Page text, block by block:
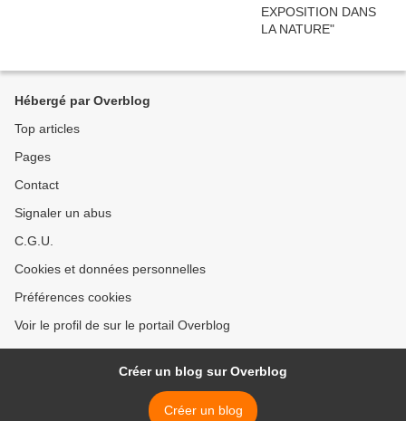
Hébergé par Overblog
Top articles
Pages
Contact
Signaler un abus
C.G.U.
Cookies et données personnelles
Préférences cookies
Voir le profil de sur le portail Overblog
Créer un blog sur Overblog
Créer un blog